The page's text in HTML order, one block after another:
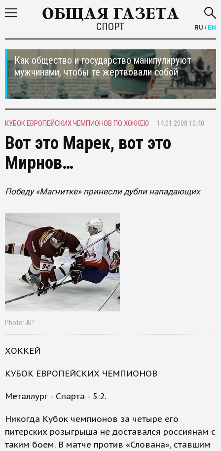
СПОРТ RU /EN
Как общество и государство манипулируют
мужчинами, чтобы те жертвовали собой
КУБОК ЕВРОПЕЙСКИХ ЧЕМПИОНОВ ПО ХОККЕЮ 14.01.2008 10:40
Вот это Марек, вот это
Мирнов…
Победу «Магнитке» принесли дубли нападающих
Photo: AP
ХОККЕЙ
КУБОК ЕВРОПЕЙСКИХ ЧЕМПИОНОВ
Металлург - Спарта - 5:2.
Никогда Кубок чемпионов за четыре его
питерских розыгрыша не доставался россиянам с
таким боем. В матче против «Слована», ставшим